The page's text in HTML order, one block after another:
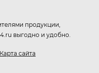
продукции,
выгодно и удобно.
Карта сайта